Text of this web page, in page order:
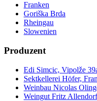
Franken
Goriška Brda
Rheingau
Slowenien
Produzent
Edi Simcic, Vipolže
Sektkellerei Höfer,
Weinbau Nicolas
Weingut Fritz